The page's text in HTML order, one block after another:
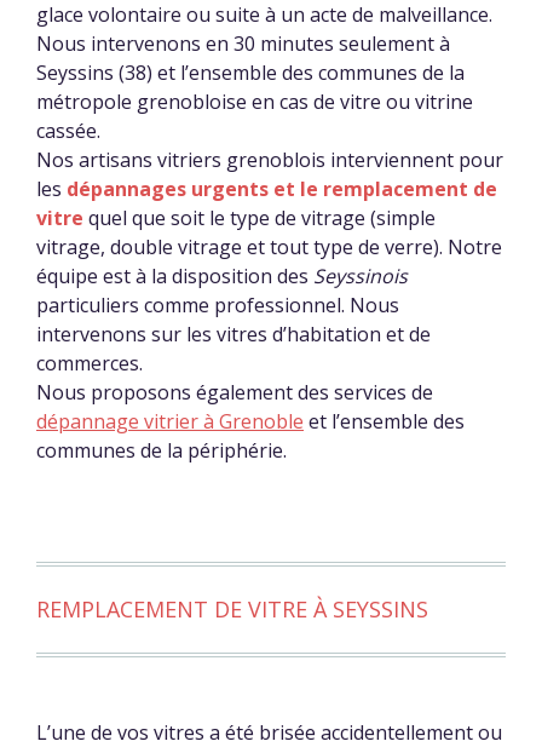
glace volontaire ou suite à un acte de malveillance.
Nous intervenons en 30 minutes seulement à
Seyssins (38) et l’ensemble des communes de la
métropole grenobloise en cas de vitre ou vitrine
cassée.
Nos artisans vitriers grenoblois interviennent pour
les dépannages urgents et le remplacement de
vitre quel que soit le type de vitrage (simple
vitrage, double vitrage et tout type de verre). Notre
équipe est à la disposition des Seyssinois
particuliers comme professionnel. Nous
intervenons sur les vitres d’habitation et de
commerces.
Nous proposons également des services de
dépannage vitrier à Grenoble et l’ensemble des
communes de la périphérie.
REMPLACEMENT DE VITRE À SEYSSINS
L’une de vos vitres a été brisée accidentellement ou